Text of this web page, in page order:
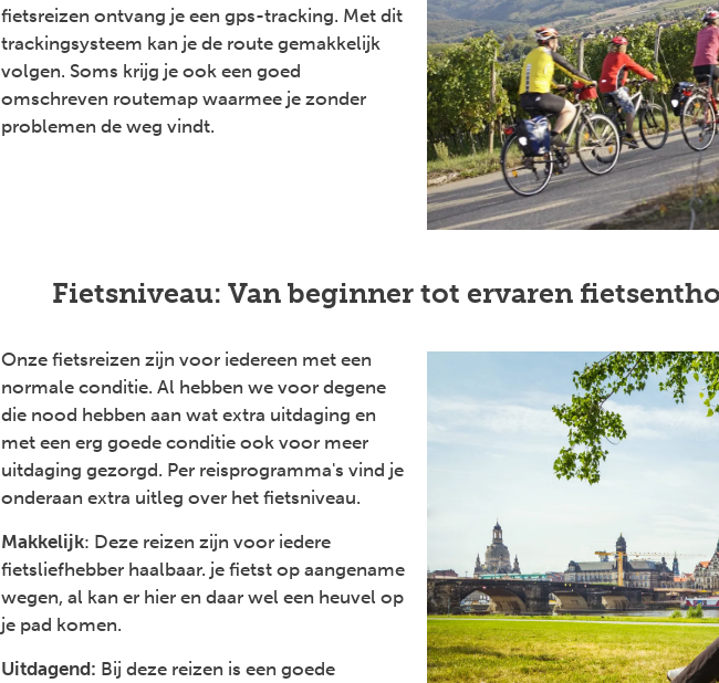
fietsreizen ontvang je een gps-tracking. Met dit
trackingsysteem kan je de route gemakkelijk
volgen. Soms krijg je ook een goed
omschreven routemap waarmee je zonder
problemen de weg vindt.
Fietsniveau: Van beginner tot ervaren
Onze fietsreizen zijn voor iedereen met een
normale conditie. Al hebben we voor degene
die nood hebben aan wat extra uitdaging en
met een erg goede conditie ook voor meer
uitdaging gezorgd. Per reisprogramma's vind je
onderaan extra uitleg over het fietsniveau.
Makkelijk: Deze reizen zijn voor iedere
fietsliefhebber haalbaar. je fietst op aangename
wegen, al kan er hier en daar wel een heuvel op
je pad komen.
Uitdagend: Bij deze reizen is een goede